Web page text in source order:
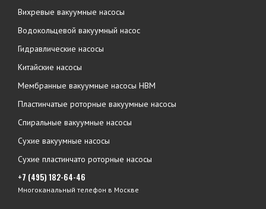
Вихревые вакуумные насосы
Водокольцевой вакуумный насос
Гидравлические насосы
Китайские насосы
Мембранные вакуумные насосы НВМ
Пластинчатые роторные вакуумные насосы
Спиральные вакуумные насосы
Сухие вакуумные насосы
Сухие пластинчато роторные насосы
+7 (495) 182-64-46
Многоканальный телефон в Москве